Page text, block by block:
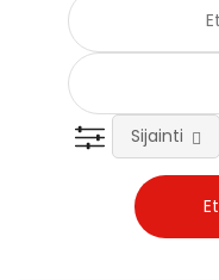
Sijainti